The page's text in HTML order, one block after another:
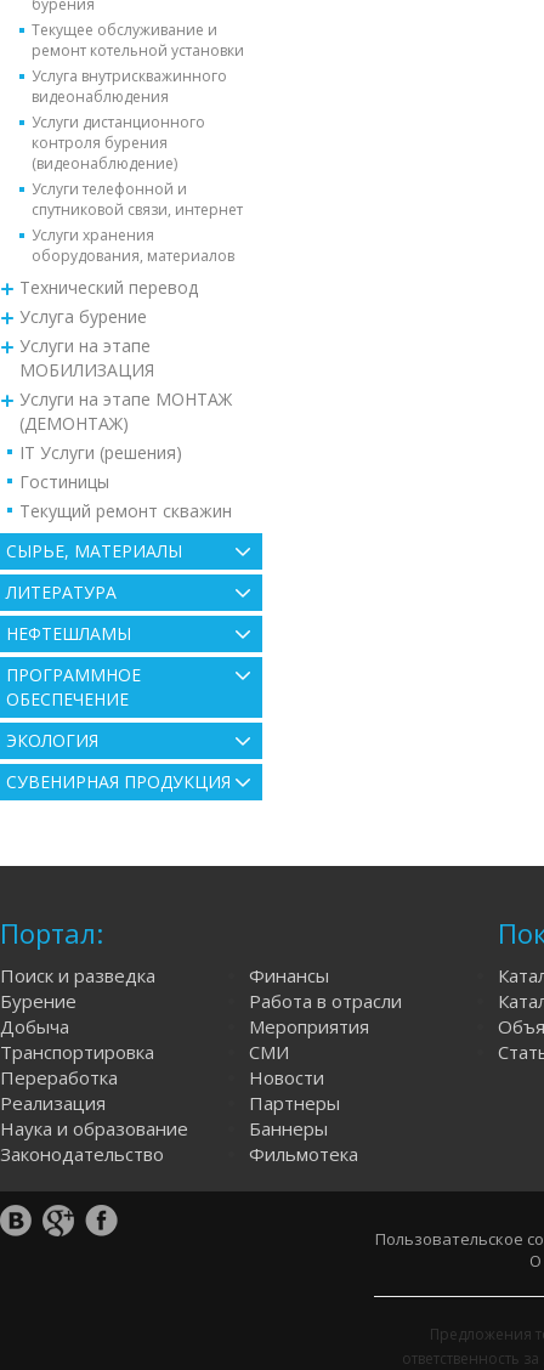
Текущее обслуживание и
ремонт котельной установки
Услуга внутрискважинного
видеонаблюдения
Услуги дистанционного
контроля бурения
(видеонаблюдение)
Услуги телефонной и
спутниковой связи, интернет
Услуги хранения
оборудования, материалов
Технический перевод
Услуга бурение
Услуги на этапе
МОБИЛИЗАЦИЯ
Услуги на этапе МОНТАЖ
(ДЕМОНТАЖ)
IT Услуги (решения)
Гостиницы
Текущий ремонт скважин
СЫРЬЕ, МАТЕРИАЛЫ
ЛИТЕРАТУРА
НЕФТЕШЛАМЫ
ПРОГРАММНОЕ
ОБЕСПЕЧЕНИЕ
ЭКОЛОГИЯ
СУВЕНИРНАЯ ПРОДУКЦИЯ
Портал:
Поиск и разведка
Бурение
Добыча
Транспортировка
Переработка
Реализация
Наука и образование
Законодательство
Финансы
Работа в отрасли
Мероприятия
СМИ
Новости
Партнеры
Баннеры
Фильмотека
Пользовательское
О
Предложения
ответственность